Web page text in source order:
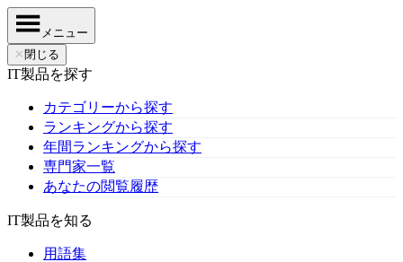
メニュー
✕ 閉じる
IT製品を探す
カテゴリーから探す
ランキングから探す
年間ランキングから探す
専門家一覧
あなたの閲覧履歴
IT製品を知る
用語集